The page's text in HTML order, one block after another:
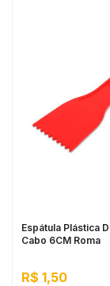
Espátula Plástica
Cabo 6CM Roma
R$ 1,50